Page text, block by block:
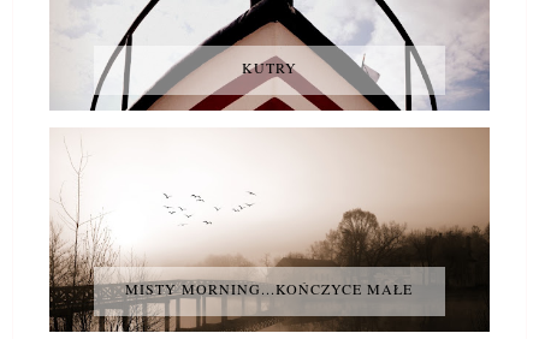
KUTRY
MISTY MORNING...KOŃCZYCE MAŁE